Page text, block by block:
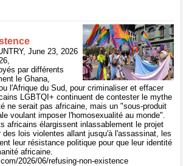
June 23, 2026
par différents
le Ghana,
l'Afrique du Sud, pour criminaliser et effacer
LGBTQI+ continuent de contester le mythe
ne serait pas africaine, mais un "sous-produit
voulant imposer l'homosexualité au monde".
africains élargissent inlassablement le projet
des lois violentes allant jusqu'à l'assassinat, les
leur résistance politique pour que leur identité
africaine.
2026/06/refusing-non-existence